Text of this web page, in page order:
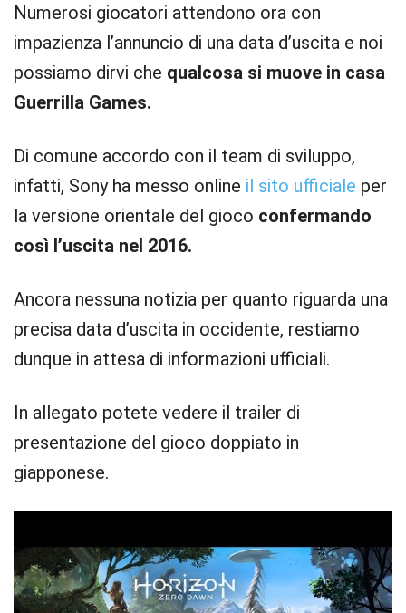
Numerosi giocatori attendono ora con
impazienza l’annuncio di una data d’uscita e noi
possiamo dirvi che qualcosa si muove in casa
Guerrilla Games.
Di comune accordo con il team di sviluppo,
infatti, Sony ha messo online il sito ufficiale per
la versione orientale del gioco confermando
così l’uscita nel 2016.
Ancora nessuna notizia per quanto riguarda una
precisa data d’uscita in occidente, restiamo
dunque in attesa di informazioni ufficiali.
In allegato potete vedere il trailer di
presentazione del gioco doppiato in
giapponese.